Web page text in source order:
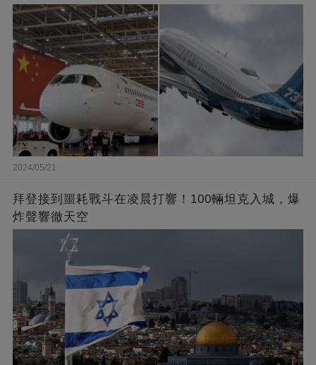
2024/05/21
拜登接到噩耗戰斗在凌晨打響！100輛坦克入城，爆
炸聲響徹天空